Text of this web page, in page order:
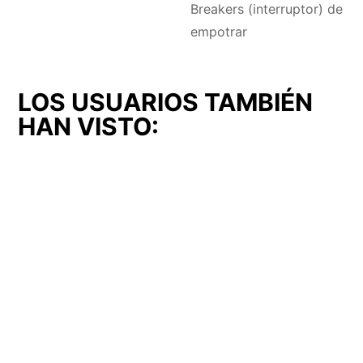
Breakers (interruptor) de
empotrar
LOS USUARIOS TAMBIÉN
HAN VISTO: